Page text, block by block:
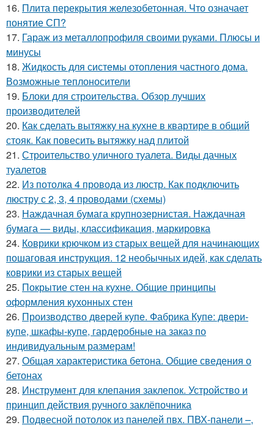
16. Плита перекрытия железобетонная. Что означает
понятие СП?
17. Гараж из металлопрофиля своими руками. Плюсы и
минусы
18. Жидкость для системы отопления частного дома.
Возможные теплоносители
19. Блоки для строительства. Обзор лучших
производителей
20. Как сделать вытяжку на кухне в квартире в общий
стояк. Как повесить вытяжку над плитой
21. Строительство уличного туалета. Виды дачных
туалетов
22. Из потолка 4 провода из люстр. Как подключить
люстру с 2, 3, 4 проводами (схемы)
23. Наждачная бумага крупнозернистая. Наждачная
бумага — виды, классификация, маркировка
24. Коврики крючком из старых вещей для начинающих
пошаговая инструкция. 12 необычных идей, как сделать
коврики из старых вещей
25. Покрытие стен на кухне. Общие принципы
оформления кухонных стен
26. Производство дверей купе. Фабрика Купе: двери-
купе, шкафы-купе, гардеробные на заказ по
индивидуальным размерам!
27. Общая характеристика бетона. Общие сведения о
бетонах
28. Инструмент для клепания заклепок. Устройство и
принцип действия ручного заклёпочника
29. Подвесной потолок из панелей пвх. ПВХ-панели –,